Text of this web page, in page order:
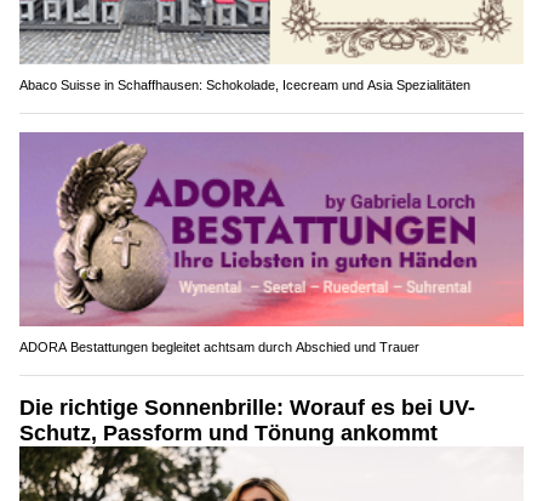
Abaco Suisse in Schaffhausen: Schokolade, Icecream und Asia Spezialitäten
ADORA Bestattungen begleitet achtsam durch Abschied und Trauer
Die richtige Sonnenbrille: Worauf es bei UV-
Schutz, Passform und Tönung ankommt